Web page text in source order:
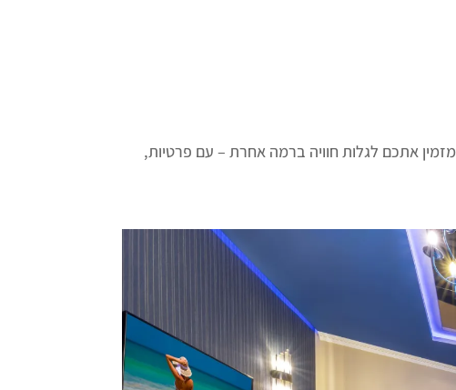
מזמין אתכם לגלות חוויה ברמה אחרת – עם פרטיות,